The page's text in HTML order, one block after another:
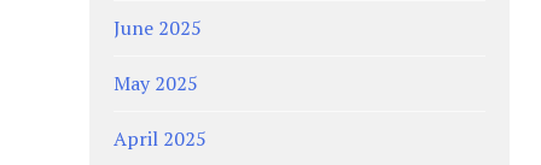
June 2025
May 2025
April 2025